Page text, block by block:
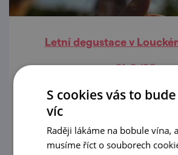
Letní degustace v
21. 8. '26
Vinařská společnost
S cookies vás to
víc
Raději lákáme na bobule vína,
musíme říct o souborech